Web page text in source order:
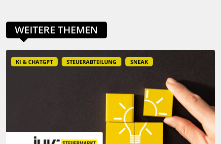
WEITERE THEMEN
KI & CHATGPT STEUERABTEILUNG SNEAK